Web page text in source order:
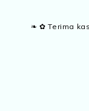
❧ ✿ Terima